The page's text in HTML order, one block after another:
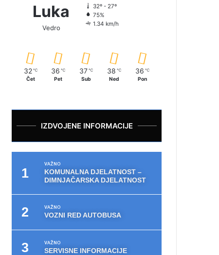
Luka
Vedro
32º - 27º
75%
1.34 km/h
32 ℃
Čet
36 ℃
Pet
37 ℃
Sub
38 ℃
Ned
36 ℃
Pon
IZDVOJENE INFORMACIJE
VAŽNO
KOMUNALNA DJELATNOST –
DIMNJAČARSKA DJELATNOST
VAŽNO
VOZNI RED AUTOBUSA
VAŽNO
SERVISNE INFORMACIJE